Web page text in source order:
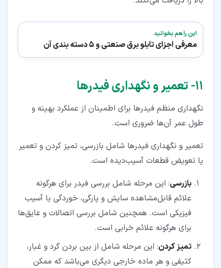
این را هم بخوانید
معرفی اجزای تابلو برق صنعتی و 5 دسته بندی آن
۱۱‏- تعمیر و نگهداری فیدرها
نگهداری منظم فیدرها برای اطمینان از عملکرد بهینه و
طول عمر آن‌ها ضروری است.
تعمیر و نگهداری فیدرها شامل بازرسی، تمیز کردن و تعمیر
یا تعویض قطعات آسیب‌دیده است.
بازرسی: این مرحله شامل بررسی فیدر برای هرگونه
علائم قابل‌مشاهده سایش و پارگی، خوردگی یا آسیب
فیزیکی است. همچنین شامل بررسی اتصالات و عایق‌ها
برای هرگونه علائم خرابی است.
تمیز کردن: این مرحله شامل از بین بردن گرد و غبار،
کثیفی و هر ماده خارجی دیگری می‌باشد که ممکن